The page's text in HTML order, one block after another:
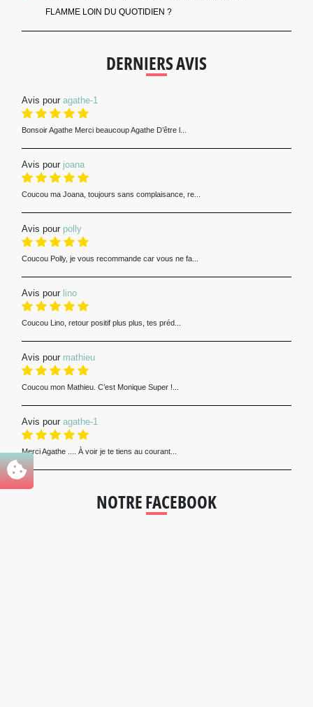
FLAMME LOIN DU QUOTIDIEN ?
DERNIERS AVIS
Avis pour agathe-1
Bonsoir Agathe Merci beaucoup Agathe D’être l...
Avis pour joana
Coucou ma Joana, toujours sans complaisance, re...
Avis pour polly
Coucou Polly, je vous recommande car vous ne fa...
Avis pour lino
Coucou Lino, retour positif plus plus, tes préd...
Avis pour mathieu
Coucou mon Mathieu. C’est Monique Super !...
Avis pour agathe-1
Merci Agathe .... À voir je te tiens au courant...
NOTRE FACEBOOK